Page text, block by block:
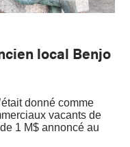
local Benjo
donné comme
vacants de
1 M$ annoncé au